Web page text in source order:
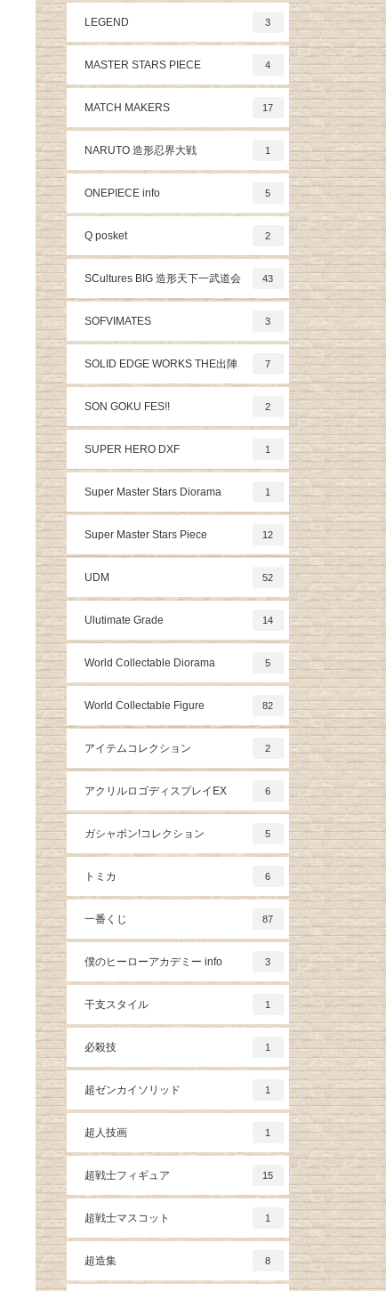
LEGEND 3
MASTER STARS PIECE 4
MATCH MAKERS 17
NARUTO 造形忍界大戦 1
ONEPIECE info 5
Q posket 2
SCultures BIG 造形天下一武道会 43
SOFVIMATES 3
SOLID EDGE WORKS THE出陣 7
SON GOKU FES!! 2
SUPER HERO DXF 1
Super Master Stars Diorama 1
Super Master Stars Piece 12
UDM 52
Ulutimate Grade 14
World Collectable Diorama 5
World Collectable Figure 82
アイテムコレクション 2
アクリルロゴディスプレイEX 6
ガシャポン!コレクション 5
トミカ 6
一番くじ 87
僕のヒーローアカデミー info 3
干支スタイル 1
必殺技 1
超ゼンカイソリッド 1
超人技画 1
超戦士フィギュア 15
超戦士マスコット 1
超造集 8